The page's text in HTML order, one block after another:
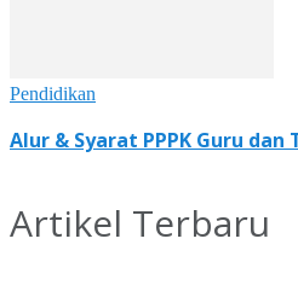
Pendidikan
Alur & Syarat PPPK Guru dan
Artikel Terbaru